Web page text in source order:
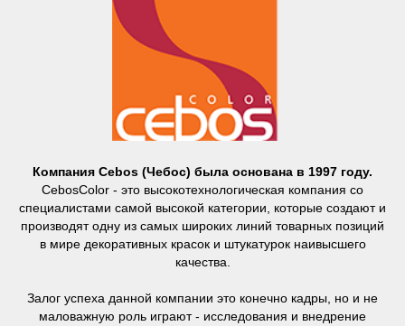
Компания Cebos (Чебос) была основана в 1997 году.
CebosColor - это высокотехнологическая компания со
специалистами самой высокой категории, которые создают и
производят одну из самых широких линий товарных позиций
в мире декоративных красок и штукатурок наивысшего
качества.
Залог успеха данной компании это конечно кадры, но и не
маловажную роль играют - исследования и внедрение